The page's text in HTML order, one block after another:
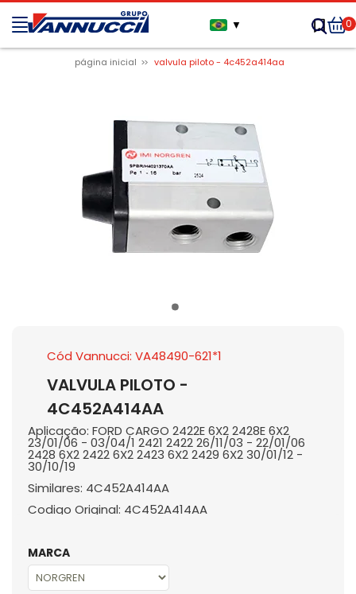
▼ 0
página inicial valvula piloto - 4c452a414aa
Cód Vannucci: VA48490-621*1
VALVULA PILOTO -
4C452A414AA
Aplicação: FORD CARGO 2422E 6X2 2428E 6X2
23/01/06 - 03/04/1 2421 2422 26/11/03 - 22/01/06
2428 6X2 2422 6X2 2423 6X2 2429 6X2 30/01/12 -
30/10/19
Similares: 4C452A414AA
Codigo Original: 4C452A414AA
MARCA